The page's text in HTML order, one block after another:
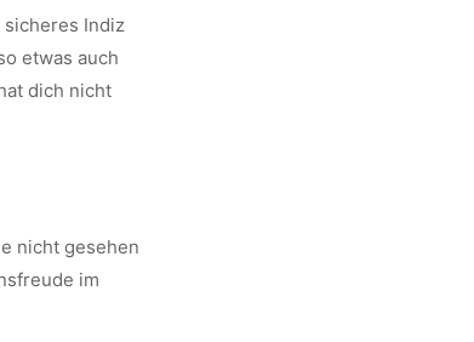
Indiz
etwas auch
dich nicht
nicht gesehen
im